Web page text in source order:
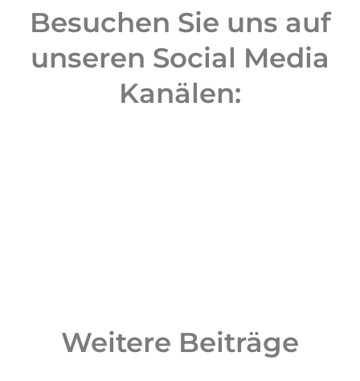
Besuchen Sie uns auf
unseren Social Media
Kanälen:
Weitere Beiträge